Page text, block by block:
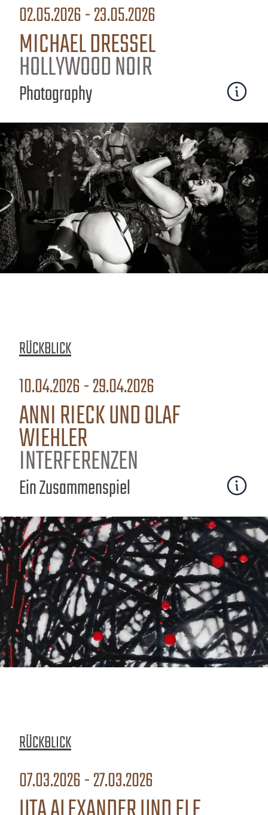
02.05.2026 - 23.05.2026
MICHAEL DRESSEL
HOLLYWOOD NOIR
Photography
RÜCKBLICK
10.04.2026 - 29.04.2026
ANNI RIECK UND OLAF
WIEHLER
INTERFERENZEN
Ein Zusammenspiel
RÜCKBLICK
07.03.2026 - 27.03.2026